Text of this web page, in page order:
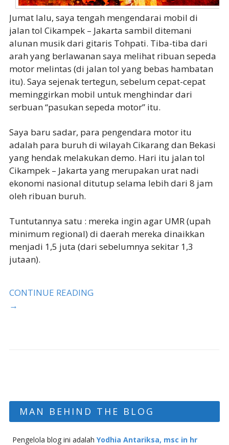
Jumat lalu, saya tengah mengendarai mobil di
jalan tol Cikampek – Jakarta sambil ditemani
alunan musik dari gitaris Tohpati. Tiba-tiba dari
arah yang berlawanan saya melihat ribuan sepeda
motor melintas (di jalan tol yang bebas hambatan
itu). Saya sejenak tertegun, sebelum cepat-cepat
meminggirkan mobil untuk menghindar dari
serbuan “pasukan sepeda motor” itu.
Saya baru sadar, para pengendara motor itu
adalah para buruh di wilayah Cikarang dan Bekasi
yang hendak melakukan demo. Hari itu jalan tol
Cikampek – Jakarta yang merupakan urat nadi
ekonomi nasional ditutup selama lebih dari 8 jam
oleh ribuan buruh.
Tuntutannya satu : mereka ingin agar UMR (upah
minimum regional) di daerah mereka dinaikkan
menjadi 1,5 juta (dari sebelumnya sekitar 1,3
jutaan).
CONTINUE READING
→
MAN BEHIND THE BLOG
Pengelola blog ini adalah Yodhia Antariksa, msc in hr